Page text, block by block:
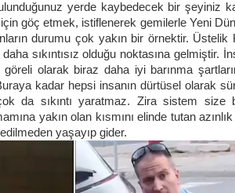
yerde kaybedecek bir şeyiniz
göç etmek, istiflenerek gemilerle Yeni
durumu çok yakın bir örnektir. Üstelik
sıkıntısız olduğu noktasına gelmiştir.
olarak biraz daha iyi barınma
kadar hepsi insanın dürtüsel olarak
da sıkıntı yaratmaz. Zira sistem
yakın olan kısmını elinde tutan
yaşayıp gider.